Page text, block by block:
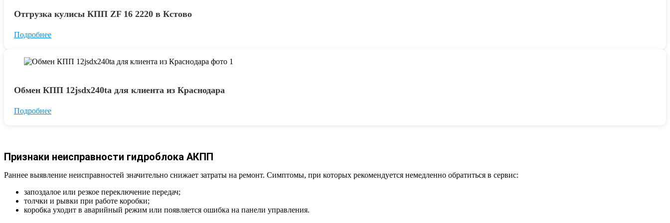
Отгрузка кулисы КПП ZF 16 2220 в Кстово
Подробнее
Обмен КПП 12jsdx240ta для клиента из Краснодара
Подробнее
Признаки неисправности гидроблока АКПП
Раннее выявление неисправностей значительно снижает затраты на ремонт. Симптомы, при которых рекомендуется немедленно обратиться в сервис:
запоздалое или резкое переключение передач;
толчки и рывки при работе коробки;
коробка уходит в аварийный режим или появляется ошибка на панели управления.